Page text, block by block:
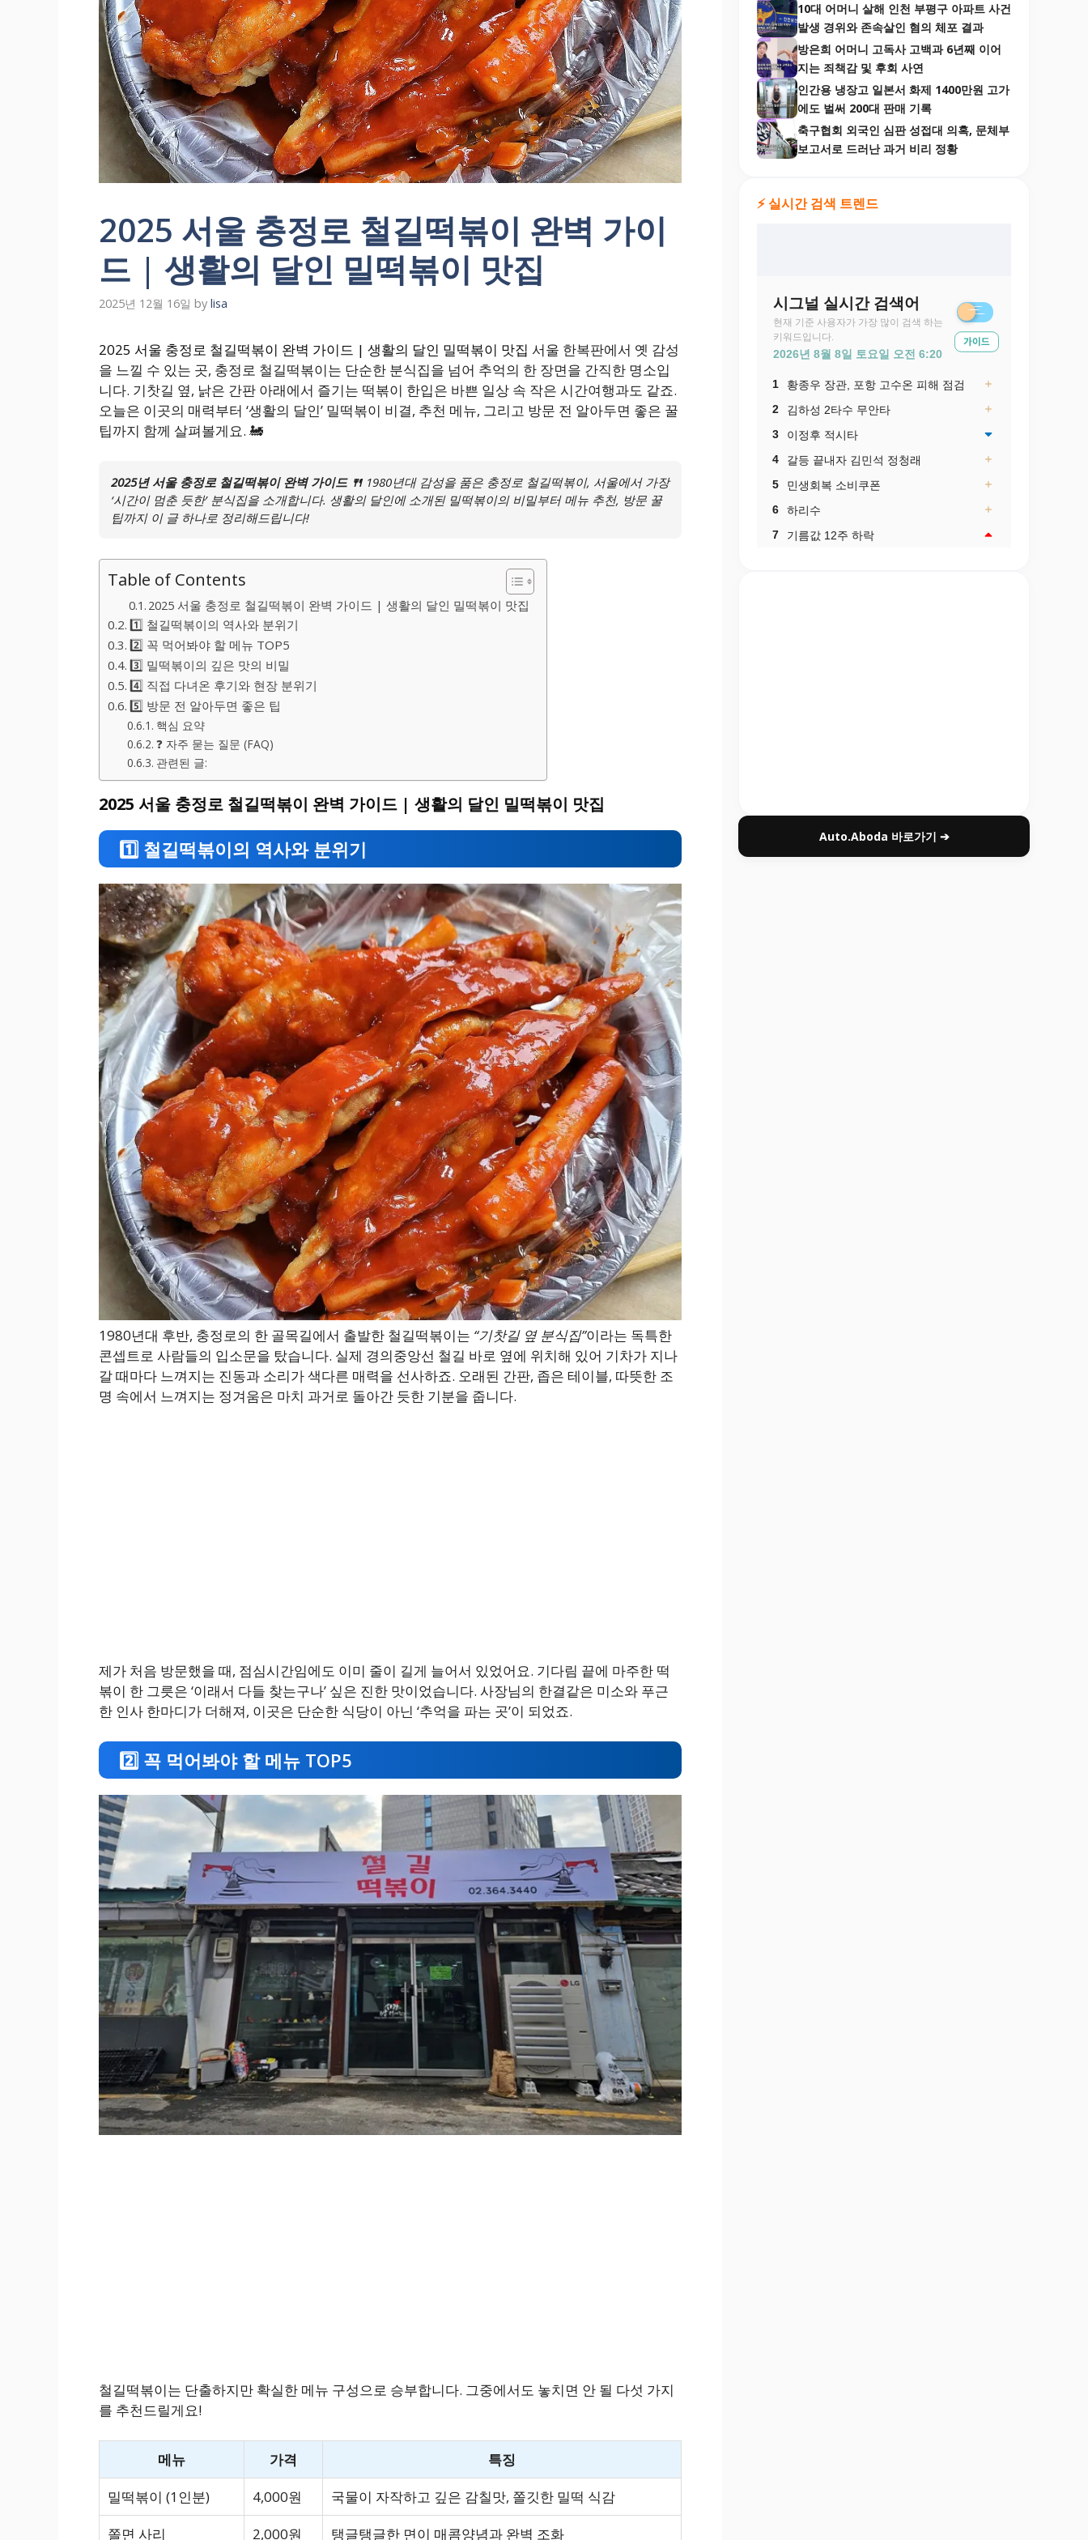
2025 서울 충정로 철길떡볶이 완벽 가이
드 | 생활의 달인 밀떡볶이 맛집
2025년 12월 16일 by lisa
2025 서울 충정로 철길떡볶이 완벽 가이드 | 생활의 달인 밀떡볶이 맛집 서울 한복판에서 옛 감성
을 느낄 수 있는 곳, 충정로 철길떡볶이는 단순한 분식집을 넘어 추억의 한 장면을 간직한 명소입
니다. 기찻길 옆, 낡은 간판 아래에서 즐기는 떡볶이 한입은 바쁜 일상 속 작은 시간여행과도 같죠.
오늘은 이곳의 매력부터 ‘생활의 달인’ 밀떡볶이 비결, 추천 메뉴, 그리고 방문 전 알아두면 좋은 꿀
팁까지 함께 살펴볼게요. 🚂
2025년 서울 충정로 철길떡볶이 완벽 가이드 🍴1980년대 감성을 품은 충정로 철길떡볶이, 서울에서 가장
‘시간이 멈춘 듯한’ 분식집을 소개합니다. 생활의 달인에 소개된 밀떡볶이의 비밀부터 메뉴 추천, 방문 꿀
팁까지 이 글 하나로 정리해드립니다!
Table of Contents
2025 서울 충정로 철길떡볶이 완벽 가이드 | 생활의 달인 밀떡볶이 맛집
1️⃣ 철길떡볶이의 역사와 분위기
2️⃣ 꼭 먹어봐야 할 메뉴 TOP5
3️⃣ 밀떡볶이의 깊은 맛의 비밀
4️⃣ 직접 다녀온 후기와 현장 분위기
5️⃣ 방문 전 알아두면 좋은 팁
핵심 요약
❓ 자주 묻는 질문 (FAQ)
관련된 글:
2025 서울 충정로 철길떡볶이 완벽 가이드 | 생활의 달인 밀떡볶이 맛집
1️⃣ 철길떡볶이의 역사와 분위기
1980년대 후반, 충정로의 한 골목길에서 출발한 철길떡볶이는 “기찻길 옆 분식집”이라는 독특한
콘셉트로 사람들의 입소문을 탔습니다. 실제 경의중앙선 철길 바로 옆에 위치해 있어 기차가 지나
갈 때마다 느껴지는 진동과 소리가 색다른 매력을 선사하죠. 오래된 간판, 좁은 테이블, 따뜻한 조
명 속에서 느껴지는 정겨움은 마치 과거로 돌아간 듯한 기분을 줍니다.
제가 처음 방문했을 때, 점심시간임에도 이미 줄이 길게 늘어서 있었어요. 기다림 끝에 마주한 떡
볶이 한 그릇은 ‘이래서 다들 찾는구나’ 싶은 진한 맛이었습니다. 사장님의 한결같은 미소와 푸근
한 인사 한마디가 더해져, 이곳은 단순한 식당이 아닌 ‘추억을 파는 곳’이 되었죠.
2️⃣ 꼭 먹어봐야 할 메뉴 TOP5
철길떡볶이는 단출하지만 확실한 메뉴 구성으로 승부합니다. 그중에서도 놓치면 안 될 다섯 가지
를 추천드릴게요!
메뉴 가격
특징
밀떡볶이 (1인분)
4,000원
국물이 자작하고 깊은 감칠맛, 쫄깃한 밀떡 식감
쫄면 사리
2,000원 탱글탱글한 면이 매콤양념과 완벽 조화
10대 어머니 살해 인천 부평구 아파트 사건
발생 경위와 존속살인 혐의 체포 결과
방은희 어머니 고독사 고백과 6년째 이어
지는 죄책감 및 후회 사연
인간용 냉장고 일본서 화제 1400만원 고가
에도 벌써 200대 판매 기록
축구협회 외국인 심판 성접대 의혹, 문체부
보고서로 드러난 과거 비리 정황
⚡ 실시간 검색 트렌드
Auto.Aboda 바로가기 ➔